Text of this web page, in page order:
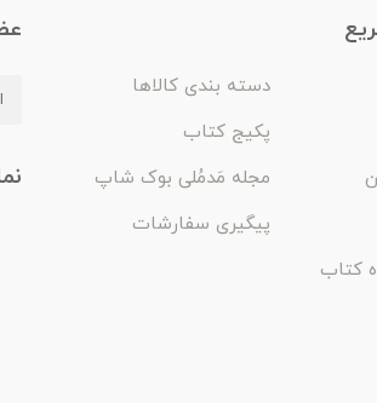
دسته بندی کالاها
پکیج کتاب
مجله مَدمُلی بوک شاپ
پیگیری سفارشات
کتاب